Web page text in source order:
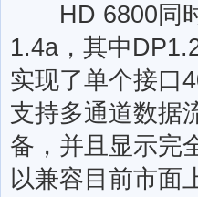
HD 6800同时
1.4a，其中
实现了单个接口
支持多通道数据
备，并且显示完
以兼容目前市面